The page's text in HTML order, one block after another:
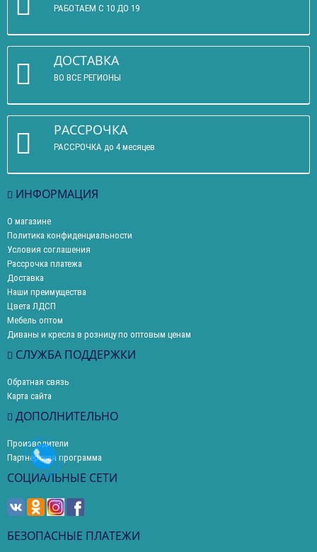
РАБОТАЕМ С 10 ДО 19
ДОСТАВКА
ВО ВСЕ РЕГИОНЫ
РАССРОЧКА
РАССРОЧКА до 4 месяцев
ИНФОРМАЦИЯ
О магазине
Политика конфиденциальности
Условия соглашения
Рассрочка платежа
Доставка
Наши преимущества
Цвета ЛДСП
Мебель оптом
Диваны и кресла в розницу по оптовым ценам
СЛУЖБА ПОДДЕРЖКИ
Обратная связь
Карта сайта
ДОПОЛНИТЕЛЬНО
Производители
Партнерская программа
СОЦИАЛЬНЫЕ СЕТИ
БЕЗОПАСНЫЕ ПЛАТЕЖИ